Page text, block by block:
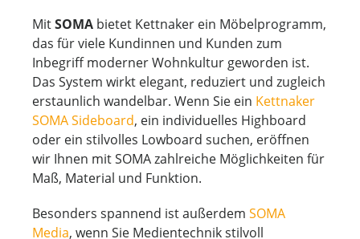
MitSOMA bietet Kettnaker ein Möbelprogramm,
das für viele Kundinnen und Kunden zum
Inbegriff moderner Wohnkultur geworden ist.
Das System wirkt elegant, reduziert und zugleich
erstaunlich wandelbar. Wenn Sie ein Kettnaker
SOMA Sideboard, ein individuelles Highboard
oder ein stilvolles Lowboard suchen, eröffnen
wir Ihnen mit SOMA zahlreiche Möglichkeiten für
Maß, Material und Funktion.
Besonders spannend ist außerdem SOMA
Media, wenn Sie Medientechnik stilvoll